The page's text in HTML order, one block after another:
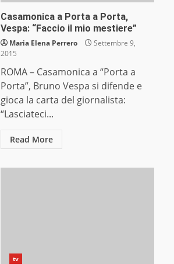
Casamonica a Porta a Porta,
Vespa: “Faccio il mio mestiere”
Maria Elena Perrero
Settembre 9,
2015
ROMA – Casamonica a “Porta a
Porta”, Bruno Vespa si difende e
gioca la carta del giornalista:
“Lasciateci...
Read More
tv